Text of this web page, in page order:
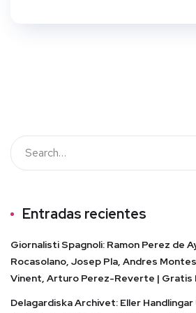
Entradas recientes
Giornalisti Spagnoli: Ramon Perez de
Rocasolano, Josep Pla, Andres
Vinent, Arturo Perez-Reverte | Gratis
Delagardiska Archivet: Eller